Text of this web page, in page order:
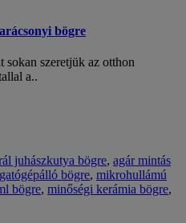
bögre
sokan szeretjük az otthon
a..
juhászkutya bögre, agár mintás
bögre, mikrohullámú
bögre, minőségi kerámia bögre,